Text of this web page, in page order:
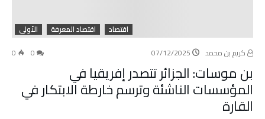
اقتصاد اقتصاد المعرفة
الأولى
كريم بن محمد
07/12/2025
0
بن موسات: الجزائر تتصدر إفريقيا في
المؤسسات الناشئة وترسم خارطة الابتكار في
القارة